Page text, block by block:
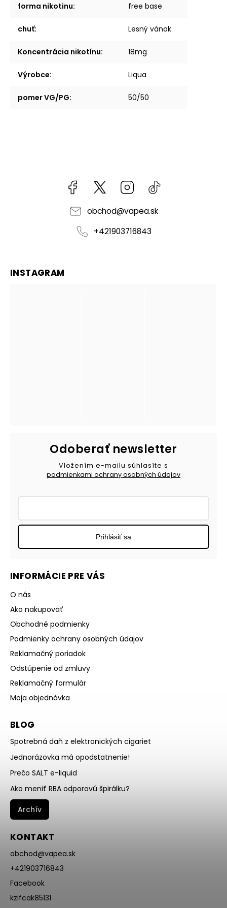
forma nikotinu: free base
chuť: Lesný vánok
Koncentrácia nikotínu: 18mg
Výrobce: Liqua
pomer VG/PG: 50/50
Facebook kzifcak85131Instagram
obchod@vapea.sk
+421903716843
INFORMÁCIE PRE VÁS
O nás
Ako nakupovať
Obchodné podmienky
Podmienky ochrany osobných údajov
Reklamačný poriadok
Odstúpenie od zmluvy
Reklamačný formulár
Moja objednávka
BLOG
Spotrebná daň z elektronických cigariet
Jednorázovka má opodstatnenie!
Prečo SALT e-liquid
Ako meniť RBA odporovú špirálku?
Archív
KONTAKT
obchod@vapea.sk
+421903716843
Facebook
kzifcak85131
INSTAGRAM
Odoberať newsletter
Vložením e-mailu súhlasíte s
podmienkami ochrany osobných údajov
Prihlásiť sa